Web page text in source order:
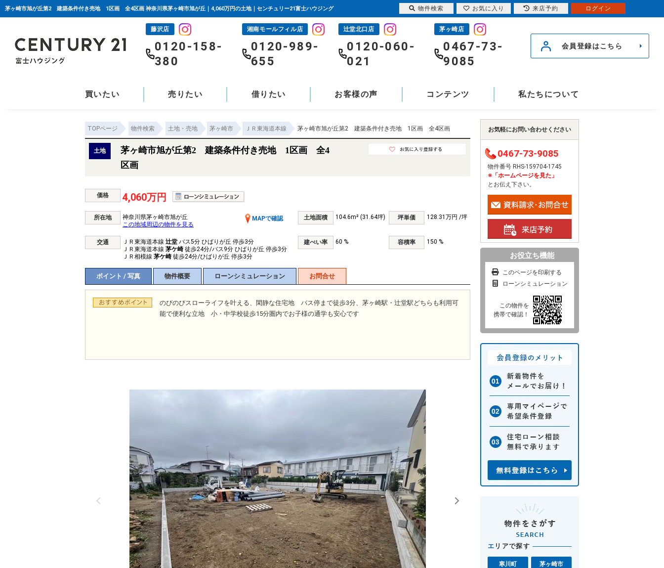
茅ヶ崎市旭が丘第2 建築条件付き売地 1区画 全4区画 神奈川県茅ヶ崎市旭が丘｜4,060万円の土地｜センチュリー21富士ハウジング
藤沢店
0120-158-
380
湘南モールフィル店
0120-989-
655
辻堂北口店
0120-060-
021
茅ヶ崎店
0467-73-
9085
会員登録はこちら
買いたい 売りたい 借りたい お客様の声 コンテンツ 私たちについて
TOPページ 物件検索 土地・売地 茅ヶ崎市 ＪＲ東海道本線 茅ヶ崎市旭が丘第2 建築条件付き売地 1区画 全4区画
土地
茅ヶ崎市旭が丘第2 建築条件付き売地 1区画 全4
区画
価格 4,060万円
所在地 神奈川県茅ヶ崎市旭が丘
MAPで確認
この地域周辺の物件を見る
土地面積 104.6m² (31.64坪) 坪単価 128.31万円 /坪
交通 ＪＲ東海道本線 辻堂 バス5分 ひばりが丘 停歩3分
ＪＲ東海道本線 茅ケ崎 徒歩24分/バス9分 ひばりが丘 停歩3分
ＪＲ相模線 茅ケ崎 徒歩24分/ひばりが丘 停歩3分
建ぺい率 60 % 容積率 150 %
ポイント / 写真 物件概要 ローンシミュレーション お問合せ
のびのびスローライフを叶える、閑静な住宅地 バス停まで徒歩3分、茅ヶ崎駅・辻堂駅どちらも利用可
能で便利な立地 小・中学校徒歩15分圏内でお子様の通学も安心です
お気軽にお問い合わせください
0467-73-9085
物件番号 RHS-159704-1745
※「ホームページを見た」
とお伝え下さい。
お役立ち機能
このページを印刷する
ローンシミュレーション
この物件を
携帯で確認！
エ リアで探す
寒川町 茅ヶ崎市
物件検索 お気に入り 来店予約 ログイン